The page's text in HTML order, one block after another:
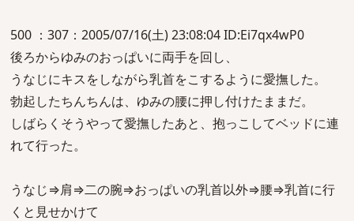
500 ：307：2005/07/16(土) 23:08:04 ID:Ei7qx4wP0
後ろからゆみのおっぱいに両手を回し、
うなじにキスをしながら乳首をこするように愛撫した。
勃起したちんちんは、ゆみの腰に押し付けたままだ。
しばらくそうやって愛撫したあと、抱っこしてベッドに連
れて行った。
うなじ⇒肩⇒二の腕⇒おっぱいの乳首以外⇒腰⇒乳首に行
くと見せかけて